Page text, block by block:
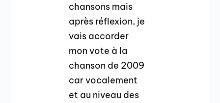
chansons mais
après réflexion, je
vais accorder
mon vote à la
chanson de 2009
car vocalement
et au niveau des